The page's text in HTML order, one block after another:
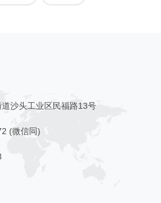
沙头工业区民福路13号
(微信同)